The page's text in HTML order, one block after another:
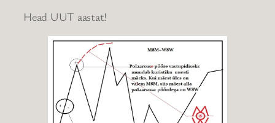
Head UUT aastat!